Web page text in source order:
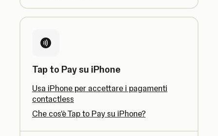
Tap to Pay su iPhone
Usa iPhone per accettare i pagamenti
contactless
Che cos'è Tap to Pay su iPhone?